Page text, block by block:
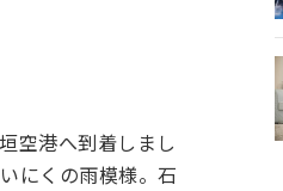
空港へ到着しまし
にくの雨模様。石